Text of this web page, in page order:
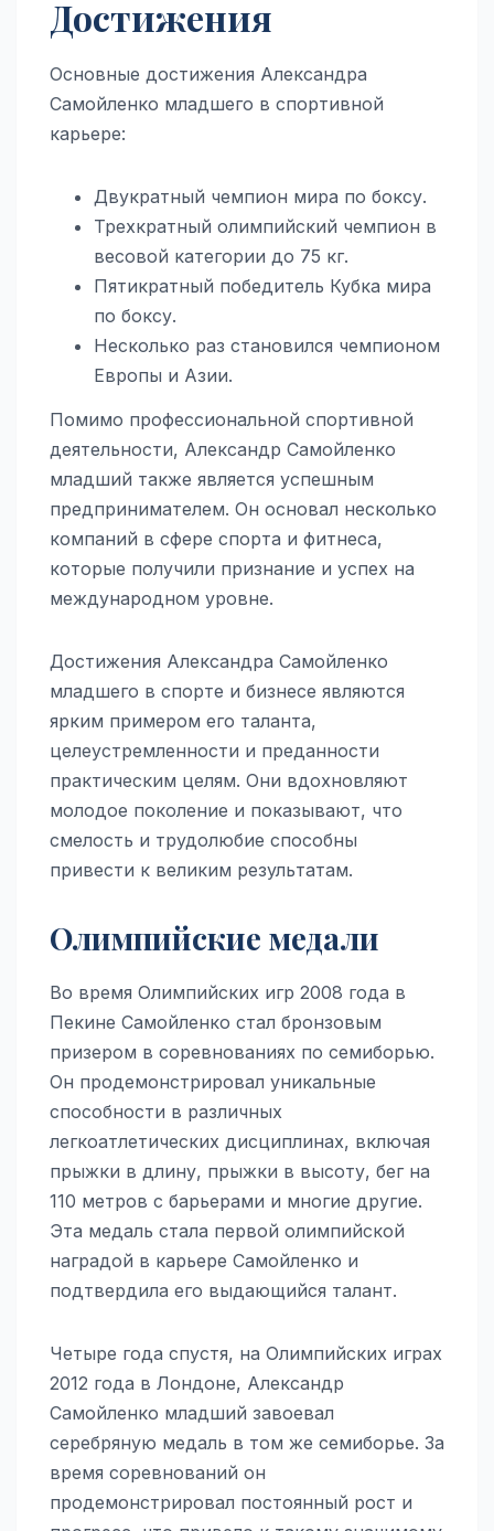
Достижения
Основные достижения Александра
Самойленко младшего в спортивной
карьере:
Двукратный чемпион мира по боксу.
Трехкратный олимпийский чемпион в
весовой категории до 75 кг.
Пятикратный победитель Кубка мира
по боксу.
Несколько раз становился чемпионом
Европы и Азии.
Помимо профессиональной спортивной
деятельности, Александр Самойленко
младший также является успешным
предпринимателем. Он основал несколько
компаний в сфере спорта и фитнеса,
которые получили признание и успех на
международном уровне.
Достижения Александра Самойленко
младшего в спорте и бизнесе являются
ярким примером его таланта,
целеустремленности и преданности
практическим целям. Они вдохновляют
молодое поколение и показывают, что
смелость и трудолюбие способны
привести к великим результатам.
Олимпийские медали
Во время Олимпийских игр 2008 года в
Пекине Самойленко стал бронзовым
призером в соревнованиях по семиборью.
Он продемонстрировал уникальные
способности в различных
легкоатлетических дисциплинах, включая
прыжки в длину, прыжки в высоту, бег на
110 метров с барьерами и многие другие.
Эта медаль стала первой олимпийской
наградой в карьере Самойленко и
подтвердила его выдающийся талант.
Четыре года спустя, на Олимпийских играх
2012 года в Лондоне, Александр
Самойленко младший завоевал
серебряную медаль в том же семиборье. За
время соревнований он
продемонстрировал постоянный рост и